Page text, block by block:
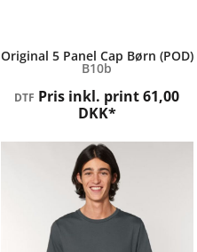
Original 5 Panel Cap Børn (POD)
B10b
DTF Pris inkl. print61,00
DKK*